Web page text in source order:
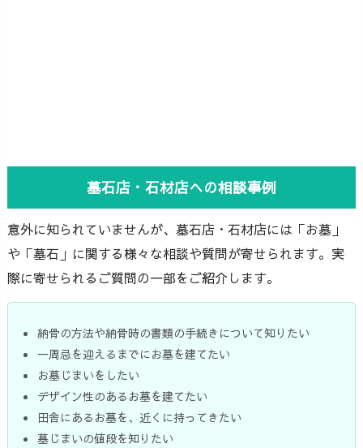
墓石店・石材店への相談事例
意外に知られていませんが、墓石店・石材店には「お墓」
や「墓石」に関する様々な相談や質問が寄せられます。実
際に寄せられるご質問の一部をご紹介します。
納骨の方法や納骨時の書類の手続きについて知りたい
一周忌を迎えるまでにお墓を建てたい
お墓じまいをしたい
デザイン性のあるお墓を建てたい
田舎にあるお墓を、近くに持ってきたい
墓じまいの値段を知りたい